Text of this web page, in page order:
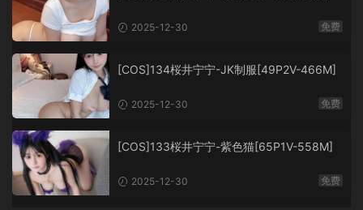
2025-12-30 免费
[COS]134桜井宁宁-JK制服[49P2V-466M]
2025-12-30 免费
[COS]133桜井宁宁-紫色猫[65P1V-558M]
2025-12-30 免费